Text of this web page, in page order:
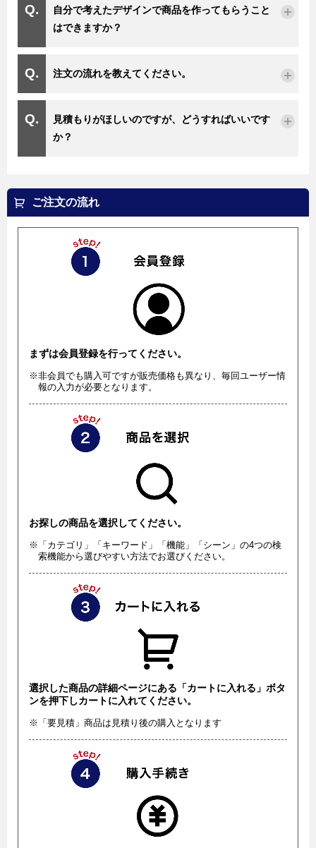
自分で考えたデザインで商品を作ってもらうこと
はできますか？
注文の流れを教えてください。
見積もりがほしいのですが、どうすればいいです
か？
ご注文の流れ
まずは会員登録を行ってください。
※非会員でも購入可ですが販売価格も異なり、毎回ユーザー情
報の入力が必要となります。
お探しの商品を選択してください。
※「カテゴリ」「キーワード」「機能」「シーン」の4つの検
索機能から選びやすい方法でお選びください。
選択した商品の詳細ページにある「カートに入れる」ボタ
ンを押下しカートに入れてください。
※「要見積」商品は見積り後の購入となります